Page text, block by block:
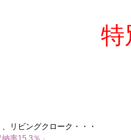
特
リビングクローク・・・
納率15.3％」